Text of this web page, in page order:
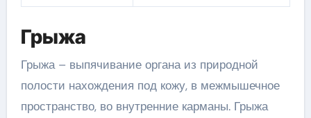
Грыжа
Грыжа – выпячивание органа из природной
полости нахождения под кожу, в межмышечное
пространство, во внутренние карманы. Грыжа